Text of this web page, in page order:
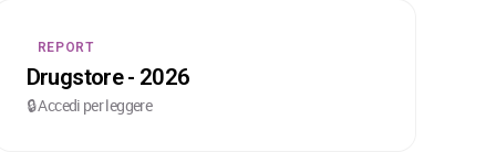
REPORT
Drugstore - 2026
🔒 Accedi per leggere